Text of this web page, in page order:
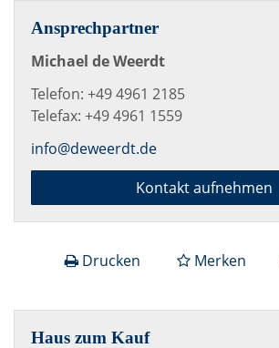
Ansprechpartner
Michael de Weerdt
Telefon: +49 4961 2185
Telefax: +49 4961 1559
info@deweerdt.de
Kontakt aufnehmen
Drucken Merken
Haus zum Kauf